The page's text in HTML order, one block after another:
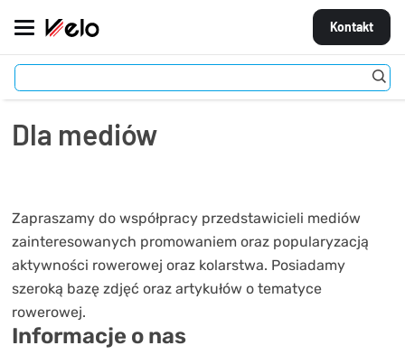
Kontakt
AKCESORIA
STROJE
OGUMIENIE
Strona główna Dla mediów
Dla mediów
Zapraszamy do współpracy przedstawicieli mediów
zainteresowanych promowaniem oraz popularyzacją
aktywności rowerowej oraz kolarstwa. Posiadamy
szeroką bazę zdjęć oraz artykułów o tematyce
rowerowej.
Informacje o nas